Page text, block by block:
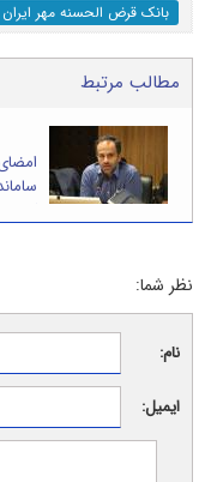
بانک قرض الحسنه مهر ایران
مطالب مرتبط
نظر شما:
نام:
ایمیل: